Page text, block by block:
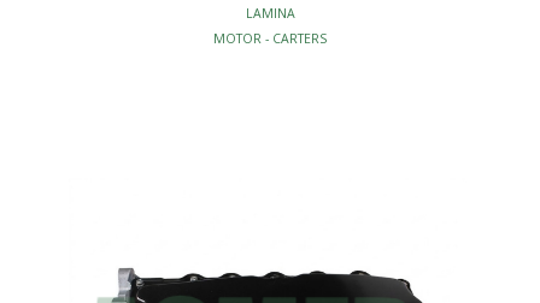
LAMINA
MOTOR - CARTERS